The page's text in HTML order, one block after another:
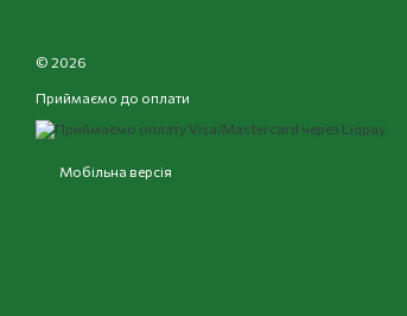
© 2026
Приймаємо до оплати
Мобільна версія